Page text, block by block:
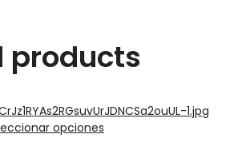
products
opciones